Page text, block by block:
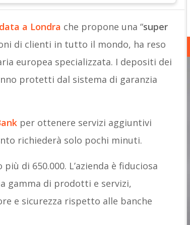
a Londra che propone una “super
di clienti in tutto il mondo, ha reso
europea specializzata. I depositi dei
protetti dal sistema di garanzia
per ottenere servizi aggiuntivi
richiederà solo pochi minuti.
di 650.000. L’azienda è fiduciosa
gamma di prodotti e servizi,
e sicurezza rispetto alle banche